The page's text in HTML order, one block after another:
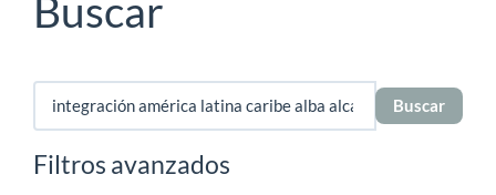
Buscar
Buscar
artículos
por
Filtros avanzados